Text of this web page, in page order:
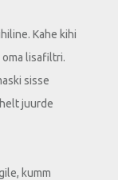
Kahe kihi
oma lisafiltri.
sisse
juurde
kumm